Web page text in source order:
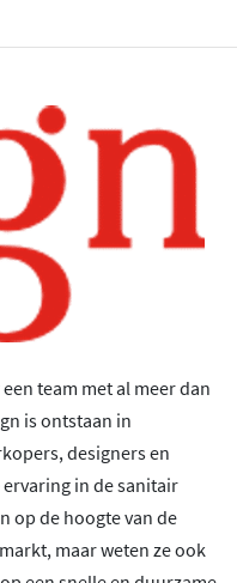
team met al meer dan
is ontstaan in
designers en
in de sanitair
op de hoogte van de
maar weten ze ook